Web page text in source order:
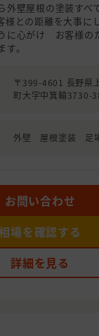
外壁屋根の塗装すべ
様との距離を大事
に心がけ お客様の
。
〒399-4601 長野県
町大字中箕輪3730-
外壁 屋根塗装 足
詳細を見る
お問い合わせ
場を確認する